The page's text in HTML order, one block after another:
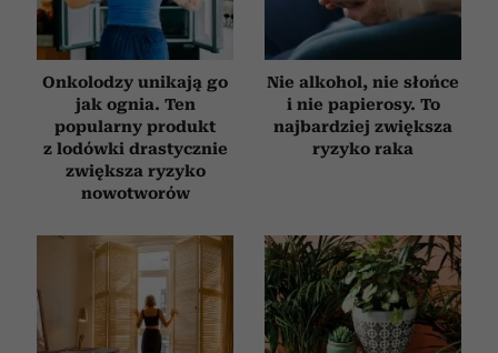
Onkolodzy unikają go
jak ognia. Ten
popularny produkt
z lodówki drastycznie
zwiększa ryzyko
nowotworów
Nie alkohol, nie słońce
i nie papierosy. To
najbardziej zwiększa
ryzyko raka